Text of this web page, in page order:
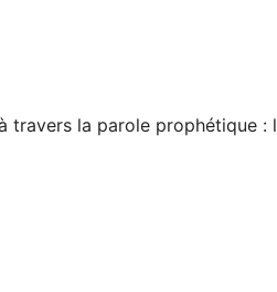
travers la parole prophétique :